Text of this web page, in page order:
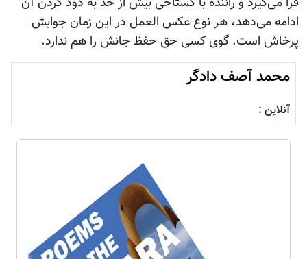
ادامه می‌دهد، هر نوع عکس العمل در این زمان جوابش
پرخاش است. گوی کسی حق حفظ جانش را هم ندارد.
محمد آصف دادگر
آنلاین :